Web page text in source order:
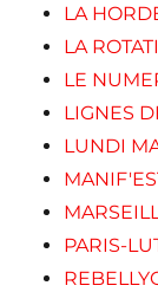
LA
LA
LE
LIGNES
LUNDI
PARIS-